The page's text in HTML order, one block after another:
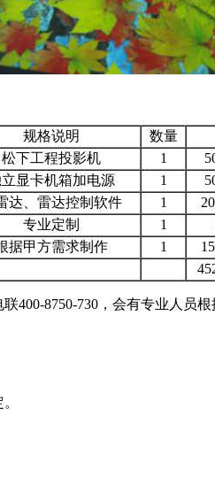
规格说明 数量
松下工程投影机 1
显卡机箱加电源 1
达、雷达控制软件 1
专业定制 1
据甲方需求制作 1
8750-730，会有专业人员